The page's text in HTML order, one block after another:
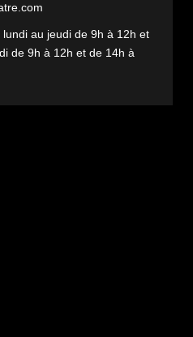
au jeudi de 9h à 12h et
de 9h à 12h et de 14h à